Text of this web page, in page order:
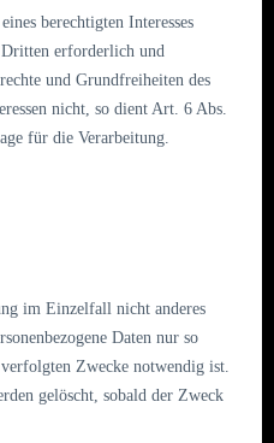
berechtigten Interesses
Dritten erforderlich und
und Grundfreiheiten des
nicht, so dient Art. 6 Abs.
für die Verarbeitung.
im Einzelfall nicht anderes
Daten nur so
Zwecke notwendig ist.
gelöscht, sobald der Zweck